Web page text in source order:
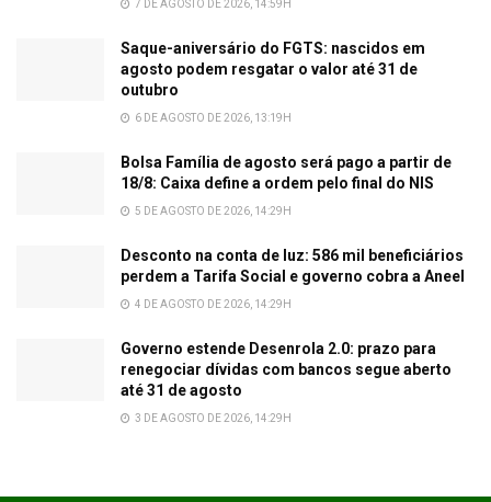
7 DE AGOSTO DE 2026, 14:59H
Saque-aniversário do FGTS: nascidos em
agosto podem resgatar o valor até 31 de
outubro
6 DE AGOSTO DE 2026, 13:19H
Bolsa Família de agosto será pago a partir de
18/8: Caixa define a ordem pelo final do NIS
5 DE AGOSTO DE 2026, 14:29H
Desconto na conta de luz: 586 mil beneficiários
perdem a Tarifa Social e governo cobra a Aneel
4 DE AGOSTO DE 2026, 14:29H
Governo estende Desenrola 2.0: prazo para
renegociar dívidas com bancos segue aberto
até 31 de agosto
3 DE AGOSTO DE 2026, 14:29H